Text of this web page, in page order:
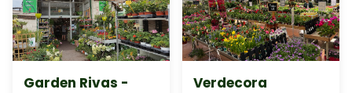
Garden Rivas -
Verdecora